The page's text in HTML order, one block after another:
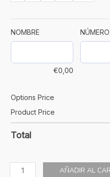
NOMBRE
€0,00
NÚMERO
Options Price
Product Price
Total
AÑADIR AL